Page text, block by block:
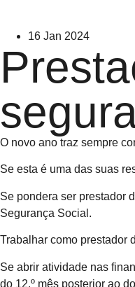
16 Jan 2024
O novo ano traz sempre
Se esta é uma das suas
Se pondera ser prestador
Segurança Social.
Trabalhar como prestador
Se abrir atividade nas
do 12.º mês posterior ao